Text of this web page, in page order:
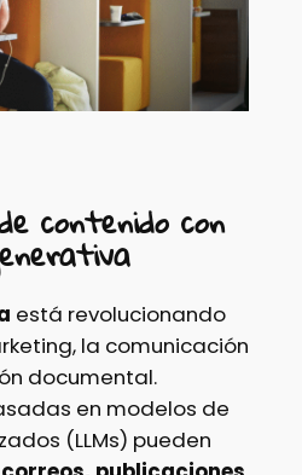
contenido con
está revolucionando
la comunicación
documental.
en modelos de
(LLMs) pueden